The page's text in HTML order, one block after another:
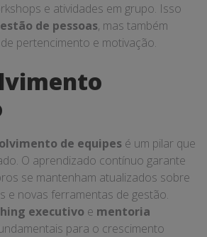
e atividades em grupo. Isso
de pessoas, mas também
pertencimento e motivação.
de equipes é um pilar que
O aprendizado contínuo garante
se mantenham atualizados sobre
e novas ferramentas de gestão.
executivo e mentoria
para o crescimento